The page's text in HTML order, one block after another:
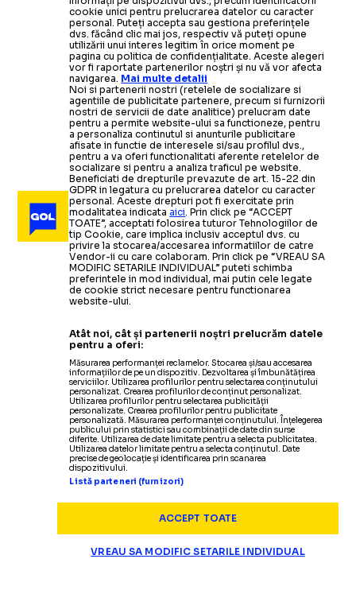
cookie unici pentru prelucrarea datelor cu caracter
personal. Puteți accepta sau gestiona preferințele
dvs. făcând clic mai jos, respectiv vă puteți opune
utilizării unui interes legitim în orice moment pe
pagina cu politica de confidențialitate. Aceste alegeri
vor fi raportate partenerilor noștri și nu vă vor afecta
navigarea. Mai multe detalii
Noi si partenerii nostri (retelele de socializare si
agentiile de publicitate partenere, precum si furnizorii
nostri de servicii de date analitice) prelucram date
pentru a permite website-ului sa functioneze, pentru
a personaliza continutul si anunturile publicitare
afisate in functie de interesele si/sau profilul dvs.,
pentru a va oferi functionalitati aferente retelelor de
socializare si pentru a analiza traficul pe website.
Beneficiati de drepturile prevazute de art. 15-22 din
GDPR in legatura cu prelucrarea datelor cu caracter
personal. Aceste drepturi pot fi exercitate prin
modalitatea indicataaici. Prin click pe “ACCEPT
TOATE”, acceptati folosirea tuturor Tehnologiilor de
tip Cookie, care implica inclusiv acceptul dvs. cu
privire la stocarea/accesarea informatiilor de catre
Vendor-ii cu care colaboram. Prin click pe “VREAU SA
MODIFIC SETARILE INDIVIDUAL” puteti schimba
preferintele in mod individual, mai putin cele legate
de cookie strict necesare pentru functionarea
website-ului.
Atât noi, cât și partenerii noștri prelucrăm datele
pentru a oferi:
Măsurarea performanței reclamelor. Stocarea și/sau accesarea
informațiilor de pe un dispozitiv. Dezvoltarea și îmbunătățirea
serviciilor. Utilizarea profilurilor pentru selectarea conținutului
personalizat. Crearea profilurilor de conținut personalizat.
Utilizarea profilurilor pentru selectarea publicității
personalizate. Crearea profilurilor pentru publicitate
personalizată. Măsurarea performanței conținutului. Înțelegerea
publicului prin statistici sau combinații de date din surse
diferite. Utilizarea de date limitate pentru a selecta publicitatea.
Utilizarea datelor limitate pentru a selecta conținutul. Date
precise de geolocație și identificarea prin scanarea
dispozitivului.
Listă parteneri (furnizori)
ACCEPT TOATE
VREAU SA MODIFIC SETARILE INDIVIDUAL